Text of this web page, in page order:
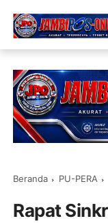
Beranda PU-PERA
Rapat